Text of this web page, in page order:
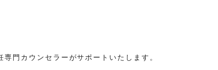
門カウンセラーがサポートいたします。